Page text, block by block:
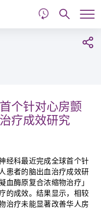
个针对心房颤
疗成效研究
经科最近完成全球首个针
患者的脑出血治疗成效研
血酶原复合浓缩物治疗」
的成效。结果显示，相较
治疗未能显著改善华人房